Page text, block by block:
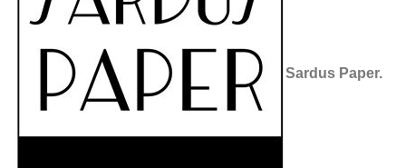
Sardus Paper.